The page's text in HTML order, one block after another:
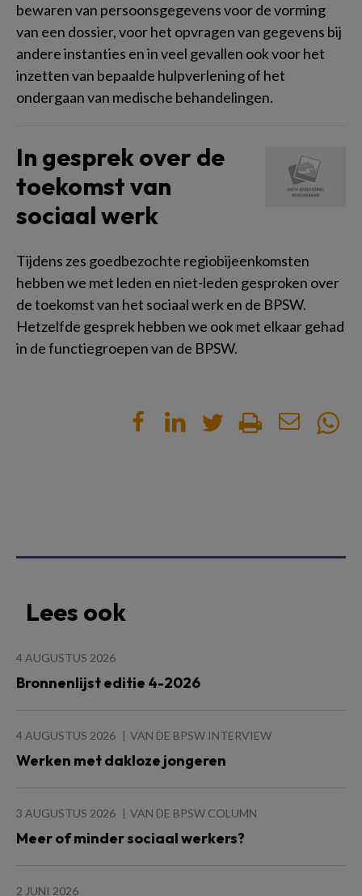
bewaren van persoonsgegevens voor de vorming
van een dossier, voor het opvragen van gegevens bij
andere instanties en in veel gevallen ook voor het
inzetten van bepaalde hulpverlening of het
ondergaan van medische behandelingen.
In gesprek over de
toekomst van
sociaal werk
Tijdens zes goedbezochte regiobijeenkomsten
hebben we met leden en niet-leden gesproken over
de toekomst van het sociaal werk en de BPSW.
Hetzelfde gesprek hebben we ook met elkaar gehad
in de functiegroepen van de BPSW.
Lees ook
4 AUGUSTUS 2026
Bronnenlijst editie 4-2026
4 AUGUSTUS 2026 VAN DE BPSW INTERVIEW
Werken met dakloze jongeren
3 AUGUSTUS 2026 VAN DE BPSW COLUMN
Meer of minder sociaal werkers?
2 JUNI 2026